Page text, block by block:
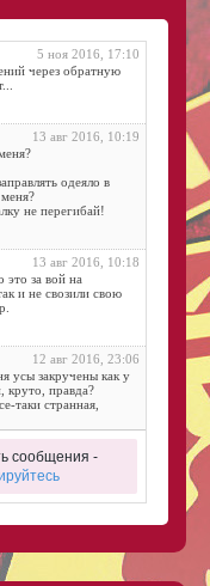
5 ноя 2016, 17:10
через обратную
13 авг 2016, 10:19
одеяло в
не перегибай!
13 авг 2016, 10:18
за вой на
и не свозили свою
12 авг 2016, 23:06
усы закручены как у
круто, правда?
таки странная,
11 авг 2016, 14:42
где небо?.. Где
11 авг 2016, 11:52
сообщения -